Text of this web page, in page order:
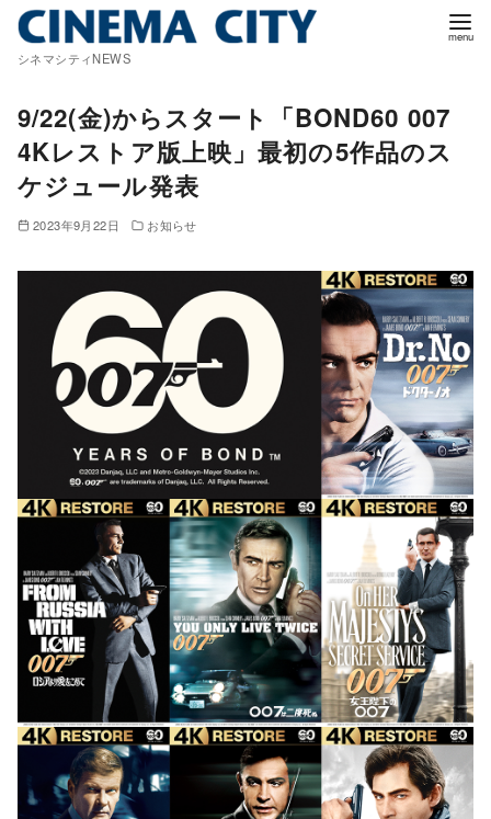
シネマシティNEWS
9/22(金)からスタート「BOND60 007
4Kレストア版上映」最初の5作品のス
ケジュール発表
2023年9月22日 お知らせ